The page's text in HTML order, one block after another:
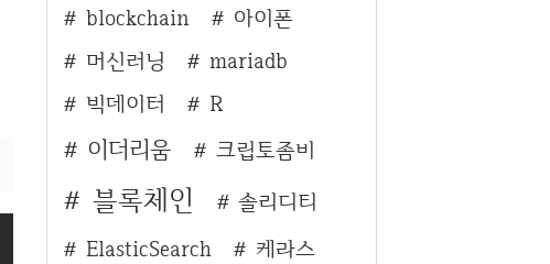
blockchain
아이폰
머신러닝
mariadb
빅데이터
R
이더리움 크립토좀비
블록체인
솔리디티
ElasticSearch
케라스